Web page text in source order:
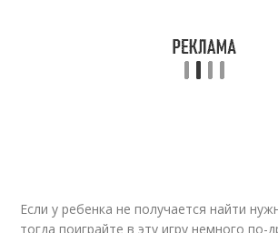
Если у ребенка не получается найти
тогда поиграйте в эту игру немного по-